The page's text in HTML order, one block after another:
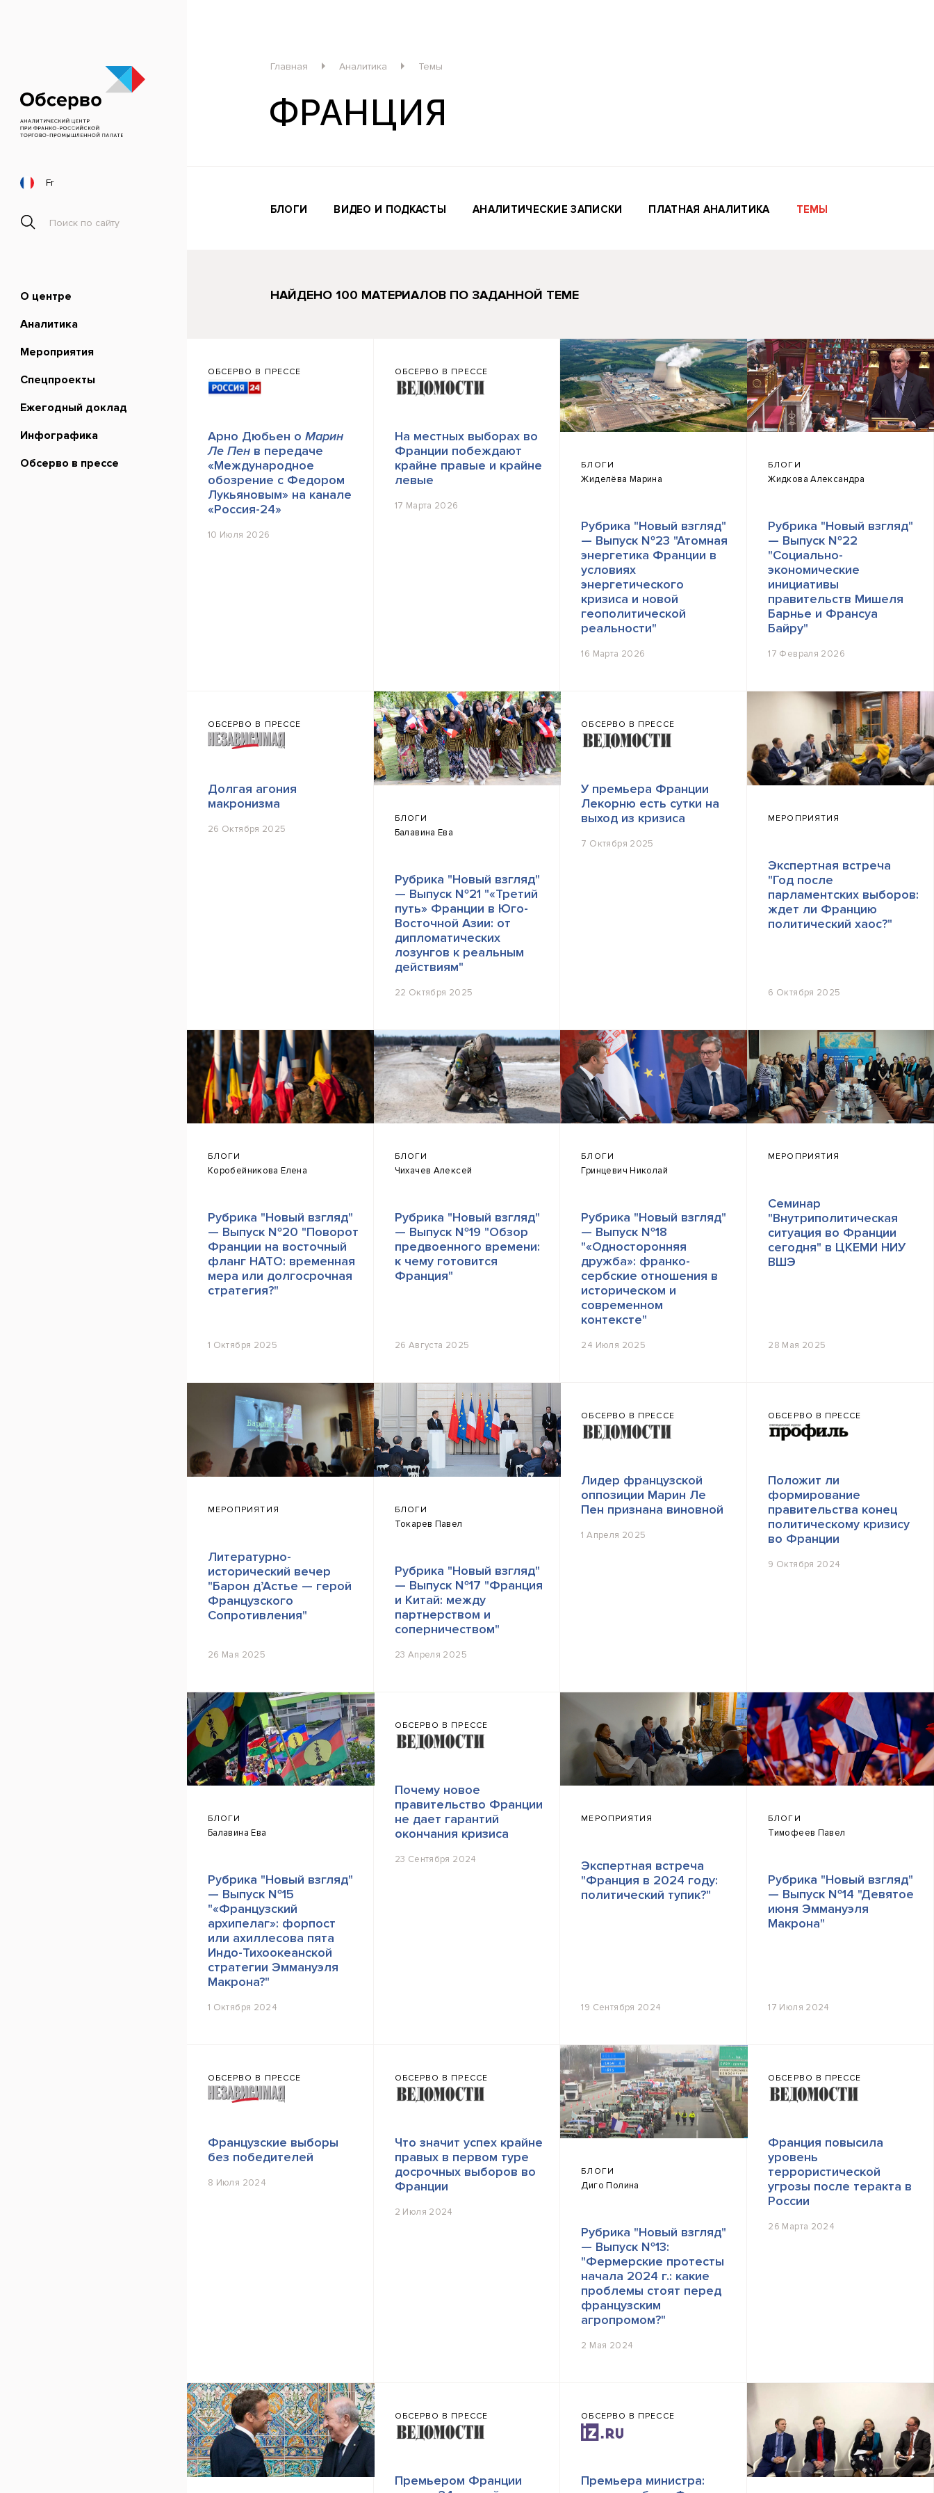
Fr
О центре
Аналитика
Мероприятия
Спецпроекты
Ежегодный доклад
Инфографика
Обсерво в прессе
Главная Аналитика Темы
ФРАНЦИЯ
БЛОГИ ВИДЕО И ПОДКАСТЫ АНАЛИТИЧЕСКИЕ ЗАПИСКИ ПЛАТНАЯ АНАЛИТИКА ТЕМЫ
НАЙДЕНО 100 МАТЕРИАЛОВ ПО ЗАДАННОЙ ТЕМЕ
ОБСЕРВО В ПРЕССЕ
Арно Дюбьен о Марин
Ле Пенв передаче
«Международное
обозрение с Федором
Лукьяновым» на канале
«Россия-24»
10 Июля 2026
ОБСЕРВО В ПРЕССЕ
На местных выборах во
Франции побеждают
крайне правые и крайне
левые
17 Марта 2026
БЛОГИ
Жиделёва Марина
Рубрика "Новый взгляд"
— Выпуск №23 "Атомная
энергетика Франции в
условиях
энергетического
кризиса и новой
геополитической
реальности"
16 Марта 2026
БЛОГИ
Жидкова Александра
Рубрика "Новый взгляд"
— Выпуск №22
"Социально-
экономические
инициативы
правительств Мишеля
Барнье и Франсуа
Байру"
17 Февраля 2026
ОБСЕРВО В ПРЕССЕ
Долгая агония
макронизма
26 Октября 2025
БЛОГИ
Балавина Ева
Рубрика "Новый взгляд"
— Выпуск №21 "«Третий
путь» Франции в Юго-
Восточной Азии: от
дипломатических
лозунгов к реальным
действиям"
22 Октября 2025
ОБСЕРВО В ПРЕССЕ
У премьера Франции
Лекорню есть сутки на
выход из кризиса
7 Октября 2025
МЕРОПРИЯТИЯ
Экспертная встреча
"Год после
парламентских выборов:
ждет ли Францию
политический хаос?"
6 Октября 2025
БЛОГИ
Коробейникова Елена
Рубрика "Новый взгляд"
— Выпуск №20 "Поворот
Франции на восточный
фланг НАТО: временная
мера или долгосрочная
стратегия?"
1 Октября 2025
БЛОГИ
Чихачев Алексей
Рубрика "Новый взгляд"
— Выпуск №19 "Обзор
предвоенного времени:
к чему готовится
Франция"
26 Августа 2025
БЛОГИ
Гринцевич Николай
Рубрика "Новый взгляд"
— Выпуск №18
"«Односторонняя
дружба»: франко-
сербские отношения в
историческом и
современном
контексте"
24 Июля 2025
МЕРОПРИЯТИЯ
Семинар
"Внутриполитическая
ситуация во Франции
сегодня" в ЦКЕМИ НИУ
ВШЭ
28 Мая 2025
МЕРОПРИЯТИЯ
Литературно-
исторический вечер
"Барон д’Астье — герой
Французского
Сопротивления"
26 Мая 2025
БЛОГИ
Токарев Павел
Рубрика "Новый взгляд"
— Выпуск №17 "Франция
и Китай: между
партнерством и
соперничеством"
23 Апреля 2025
ОБСЕРВО В ПРЕССЕ
Лидер французской
оппозиции Марин Ле
Пен признана виновной
1 Апреля 2025
ОБСЕРВО В ПРЕССЕ
Положит ли
формирование
правительства конец
политическому кризису
во Франции
9 Октября 2024
БЛОГИ
Балавина Ева
Рубрика "Новый взгляд"
— Выпуск №15
"«Французский
архипелаг»: форпост
или ахиллесова пята
Индо-Тихоокеанской
стратегии Эммануэля
Макрона?"
1 Октября 2024
ОБСЕРВО В ПРЕССЕ
Почему новое
правительство Франции
не дает гарантий
окончания кризиса
23 Сентября 2024
МЕРОПРИЯТИЯ
Экспертная встреча
"Франция в 2024 году:
политический тупик?"
19 Сентября 2024
БЛОГИ
Тимофеев Павел
Рубрика "Новый взгляд"
— Выпуск №14 "Девятое
июня Эммануэля
Макрона"
17 Июля 2024
ОБСЕРВО В ПРЕССЕ
Французские выборы
без победителей
8 Июля 2024
ОБСЕРВО В ПРЕССЕ
Что значит успех крайне
правых в первом туре
досрочных выборов во
Франции
2 Июля 2024
БЛОГИ
Диго Полина
Рубрика "Новый взгляд"
— Выпуск №13:
"Фермерские протесты
начала 2024 г.: какие
проблемы стоят перед
французским
агропромом?"
2 Мая 2024
ОБСЕРВО В ПРЕССЕ
Франция повысила
уровень
террористической
угрозы после теракта в
России
26 Марта 2024
ОБСЕРВО В ПРЕССЕ
Премьером Франции
ОБСЕРВО В ПРЕССЕ
Премьера министра: